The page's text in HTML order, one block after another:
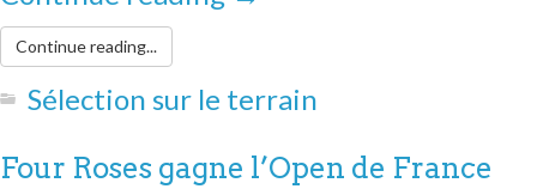
Continue reading...
Sélection sur le terrain
Four Roses gagne l’Open de France